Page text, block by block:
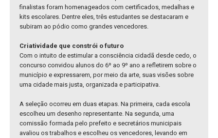
finalistas foram homenageados com certificados, medalhas e
kits escolares. Dentre eles, três estudantes se destacaram e
subiram ao pódio como grandes vencedores.
Criatividade que constrói o futuro
Com o intuito de estimular a consciência cidadã desde cedo, o
concurso convidou alunos do 6º ao 9º ano a refletirem sobre o
município e expressarem, por meio da arte, suas visões sobre
uma cidade mais justa, organizada e participativa.
A seleção ocorreu em duas etapas. Na primeira, cada escola
escolheu um desenho representante. Na segunda, uma
comissão formada pelo prefeito e secretários municipais
avaliou os trabalhos e escolheu os vencedores, levando em